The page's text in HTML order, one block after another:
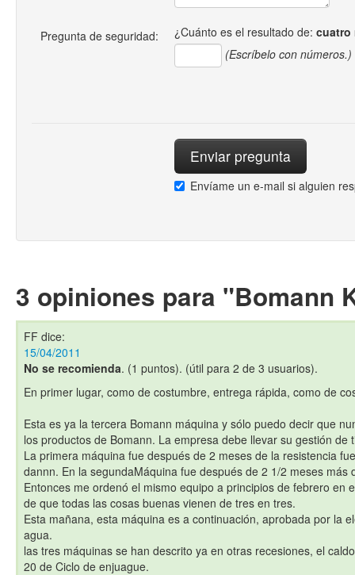
Pregunta de seguridad: ¿Cuánto es el resultado de: cuatro
(Escríbelo con números.)
Envíame un e-mail si alguien
3 opiniones para "Bomann
FF dice:
15/04/2011
No se recomienda. (1 puntos). (útil para 2 de 3 usuarios).
En primer lugar, como de costumbre, entrega rápida, como de
Esta es ya la tercera Bomann máquina y sólo puedo decir que
los productos de Bomann. La empresa debe llevar su gestión de
La primera máquina fue después de 2 meses de la resistencia
dannn. En la segundaMáquina fue después de 2 1/2 meses más
Entonces me ordenó el mismo equipo a principios de febrero en
de que todas las cosas buenas vienen de tres en tres.
Esta mañana, esta máquina es a continuación, aprobada por la
agua.
las tres máquinas se han descrito ya en otras recesiones, el
20 de Ciclo de enjuague.